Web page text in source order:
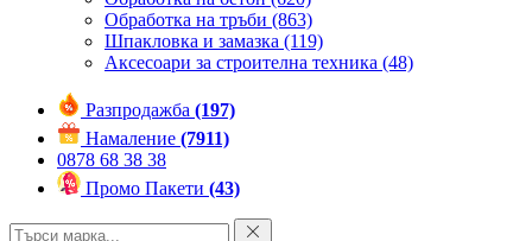
Обработка на тръби (863)
Шпакловка и замазка (119)
Аксесоари за строителна техника (48)
Разпродажба (197)
Намаление (7911)
0878 68 38 38
Промо Пакети (43)